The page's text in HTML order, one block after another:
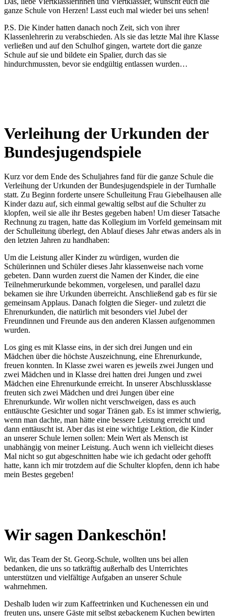
ganze Schule von Herzen! Lasst euch mal wieder bei uns sehen!
P.S. Die Kinder hatten danach noch Zeit, sich von ihrer
Klassenlehrerin zu verabschieden. Als sie das letzte Mal ihre Klasse
verließen und auf den Schulhof gingen, wartete dort die ganze
Schule auf sie und bildete ein Spalier, durch das sie
hindurchmussten, bevor sie endgültig entlassen wurden…
Verleihung der Urkunden der
Bundesjugendspiele
Kurz vor dem Ende des Schuljahres fand für die ganze Schule die
Verleihung der Urkunden der Bundesjugendspiele in der Turnhalle
statt. Zu Beginn forderte unsere Schulleitung Frau Giebelhausen alle
Kinder dazu auf, sich einmal gewaltig selbst auf die Schulter zu
klopfen, weil sie alle ihr Bestes gegeben haben! Um dieser Tatsache
Rechnung zu tragen, hatte das Kollegium im Vorfeld gemeinsam mit
der Schulleitung überlegt, den Ablauf dieses Jahr etwas anders als in
den letzten Jahren zu handhaben:
Um die Leistung aller Kinder zu würdigen, wurden die
Schülerinnen und Schüler dieses Jahr klassenweise nach vorne
gebeten. Dann wurden zuerst die Namen der Kinder, die eine
Teilnehmerurkunde bekommen, vorgelesen, und parallel dazu
bekamen sie ihre Urkunden überreicht. Anschließend gab es für sie
gemeinsam Applaus. Danach folgten die Sieger- und zuletzt die
Ehrenurkunden, die natürlich mit besonders viel Jubel der
Freundinnen und Freunde aus den anderen Klassen aufgenommen
wurden.
Los ging es mit Klasse eins, in der sich drei Jungen und ein
Mädchen über die höchste Auszeichnung, eine Ehrenurkunde,
freuen konnten. In Klasse zwei waren es jeweils zwei Jungen und
zwei Mädchen und in Klasse drei hatten drei Jungen und zwei
Mädchen eine Ehrenurkunde erreicht. In unserer Abschlussklasse
freuten sich zwei Mädchen und drei Jungen über eine
Ehrenurkunde. Wir wollen nicht verschweigen, dass es auch
enttäuschte Gesichter und sogar Tränen gab. Es ist immer schwierig,
wenn man dachte, man hätte eine bessere Leistung erreicht und
dann enttäuscht ist. Aber das ist eine wichtige Lektion, die Kinder
an unserer Schule lernen sollen: Mein Wert als Mensch ist
unabhängig von meiner Leistung. Auch wenn ich vielleicht dieses
Mal nicht so gut abgeschnitten habe wie ich gedacht oder gehofft
hatte, kann ich mir trotzdem auf die Schulter klopfen, denn ich habe
mein Bestes gegeben!
Wir sagen Dankeschön!
Wir, das Team der St. Georg-Schule, wollten uns bei allen
bedanken, die uns so tatkräftig außerhalb des Unterrichtes
unterstützen und vielfältige Aufgaben an unserer Schule
wahrnehmen.
Deshalb luden wir zum Kaffeetrinken und Kuchenessen ein und
freuten uns, unsere Gäste mit selbst gebackenem Kuchen bewirten